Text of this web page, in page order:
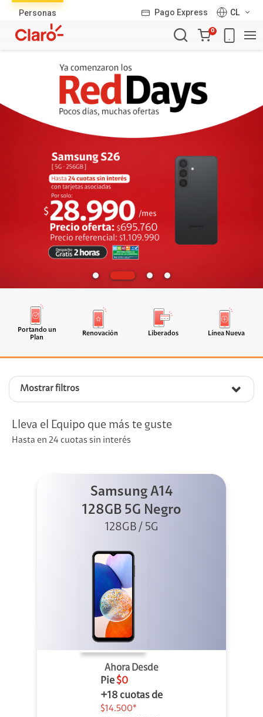
Personas Pago Express
CL
Carro
de
0
Portando un
Plan
Renovación Liberados Línea Nueva
Mostrar filtros
productos
Lleva el Equipo que más te guste
Hasta en 24 cuotas sin interés
Samsung A14
128GB 5G Negro
128GB / 5G
Ahora Desde
Pie $0
+18 cuotas de
$14.500*